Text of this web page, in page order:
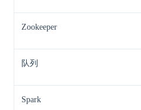
Zookeeper
队列
Spark